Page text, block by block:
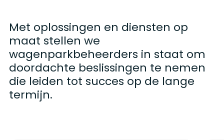
Met oplossingen en diensten op
maat stellen we
wagenparkbeheerders in staat om
doordachte beslissingen te nemen
die leiden tot succes op de lange
termijn.